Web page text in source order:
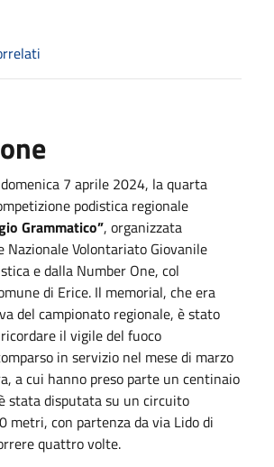
7 aprile 2024, la quarta
podistica regionale
Grammatico”, organizzata
Nazionale Volontariato Giovanile
e dalla Number One, col
di Erice. Il memorial, che era
del campionato regionale, è stato
il vigile del fuoco
in servizio nel mese di marzo
a cui hanno preso parte un centinaio
stata disputata su un circuito
metri, con partenza da via Lido di
quattro volte.